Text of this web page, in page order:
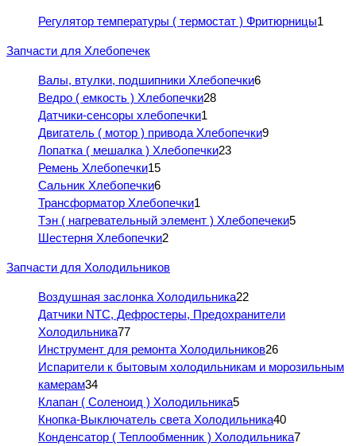
Регулятор температуры ( термостат ) Фритюрницы1
Запчасти для Хлебопечек
Валы, втулки, подшипники Хлебопечки6
Ведро ( емкость ) Хлебопечки28
Датчики-сенсоры хлебопечки1
Двигатель ( мотор ) привода Хлебопечки9
Лопатка ( мешалка ) Хлебопечки23
Ремень Хлебопечки15
Сальник Хлебопечки6
Трансформатор Хлебопечки1
Тэн ( нагревательный элемент ) Хлебопечеки5
Шестерня Хлебопечки2
Запчасти для Холодильников
Воздушная заслонка Холодильника22
Датчики NTC, Дефростеры, Предохранители
Холодильника77
Инструмент для ремонта Холодильников26
Испарители к бытовым холодильникам и морозильным
камерам34
Клапан ( Соленоид ) Холодильника5
Кнопка-Выключатель света Холодильника40
Конденсатор ( Теплообменник ) Холодильника7